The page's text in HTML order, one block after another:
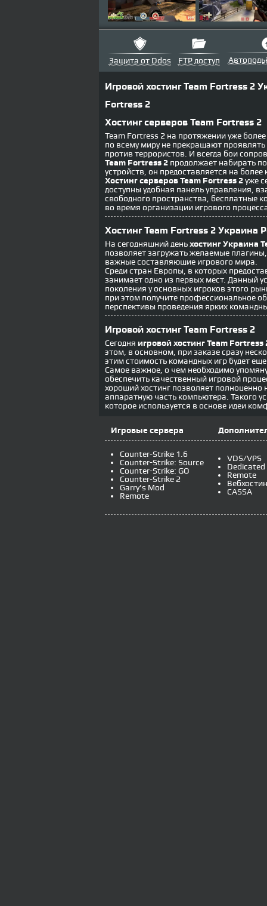
Защита от Ddos FTP доступ
Игровой хостинг Team Fortress 2
Fortress 2
Хостинг серверов Team Fortress 2
Team Fortress 2 на протяжении уже
по всему миру не прекращают
против террористов. И всегда бои
Team Fortress 2продолжает набирать
устройств, он предоставляется на
Хостинг серверов Team Fortress 2уже
доступны удобная панель управления,
свободного пространства, бесплатные
во время организации игрового
Хостинг Team Fortress 2 Украина
На сегодняшний день хостинг Украина
позволяет загружать желаемые
важные составляющие игрового мира.
Среди стран Европы, в которых
занимает одно из первых мест. Данный
поколения у основных игроков этого
при этом получите профессиональное
перспективы проведения ярких
Игровой хостинг Team Fortress 2
Сегодня игровой хостинг Team
этом, в основном, при заказе сразу
этим стоимость командных игр будет
Самое важное, о чем необходимо
обеспечить качественный игровой
хороший хостинг позволяет
аппаратную часть компьютера. Такого
которое используется в основе идеи
Игровые сервера
Counter-Strike 1.6
Counter-Strike: Source
Counter-Strike: GO
Counter-Strike 2
Garry's Mod
Remote
VDS/VPS
Dedicated
Remote
CASSA